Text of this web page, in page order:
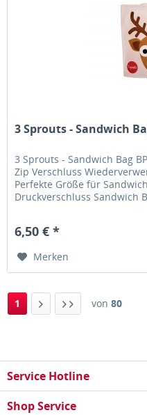
3 Sprouts - Sandwich
3 Sprouts - Sandwich Bag
Zip Verschluss
Perfekte Größe für
Druckverschluss Sandwich
6,50 € *
Merken
1 von 80
Service Hotline
Shop Service